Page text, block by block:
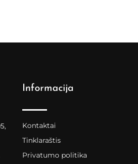
Informacija
Kontaktai
Tinklaraštis
Privatumo politika